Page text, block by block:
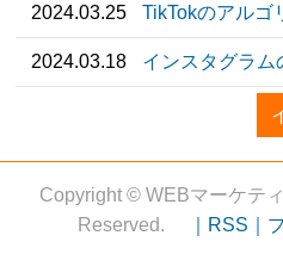
2024.03.25 TikTokのアルゴ
2024.03.18 インスタグラム
Copyright © WEBマーケテ
Reserved.
｜RSS｜